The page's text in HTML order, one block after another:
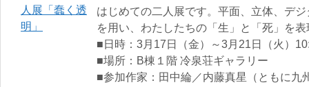
はじめての二人展です。平面、立体、デ
を用い、わたしたちの「生」と「死」を
■日時：3月17日（金）～3月21日（火）
■場所：B棟１階 冷泉荘ギャラリー
■参加作家：田中綸／内藤真星（ともに九